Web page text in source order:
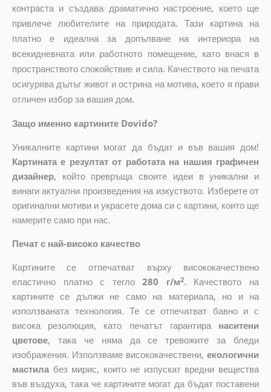
контраста и създава драматично настроение, което ще
привлече любителите на природата. Тази картина на
платно е идеална за допълване на интериора на
всекидневната или работното помещение, като внася в
пространството спокойствие и сила. Качеството на печата
осигурява дълъг живот и острина на мотива, което я прави
отличен избор за вашия дом.
Защо именно картините Dovido?
Уникалните картини могат да бъдат и във вашия дом!
Картината е резултат от работата на нашия графичен
дизайнер, койтопревръща своите идеи в уникални и
винаги актуални произведения на изкуството. Изберете от
оригинални мотиви и украсете дома си с картини, които ще
намерите само при нас.
Печат с най-високо качество
Картините се отпечатват върху висококачествено
еластично платно с тегло280 г/м2. Качеството на
картините се дължи не само на материала, но и на
използваната технология. Те се отпечатват бавно и с
висока резолюция, като печатът гарантира наситени
цветове, така че няма да се тревожите за бледи
изображения. Използваме висококачествени,екологични
мастилабез мирис, които не изпускат вредни вещества
във въздуха, така че картините могат да бъдат поставени